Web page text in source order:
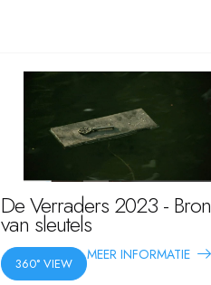
De Verraders 2023 - Bron
van sleutels
360° VIEW
MEER INFORMATIE